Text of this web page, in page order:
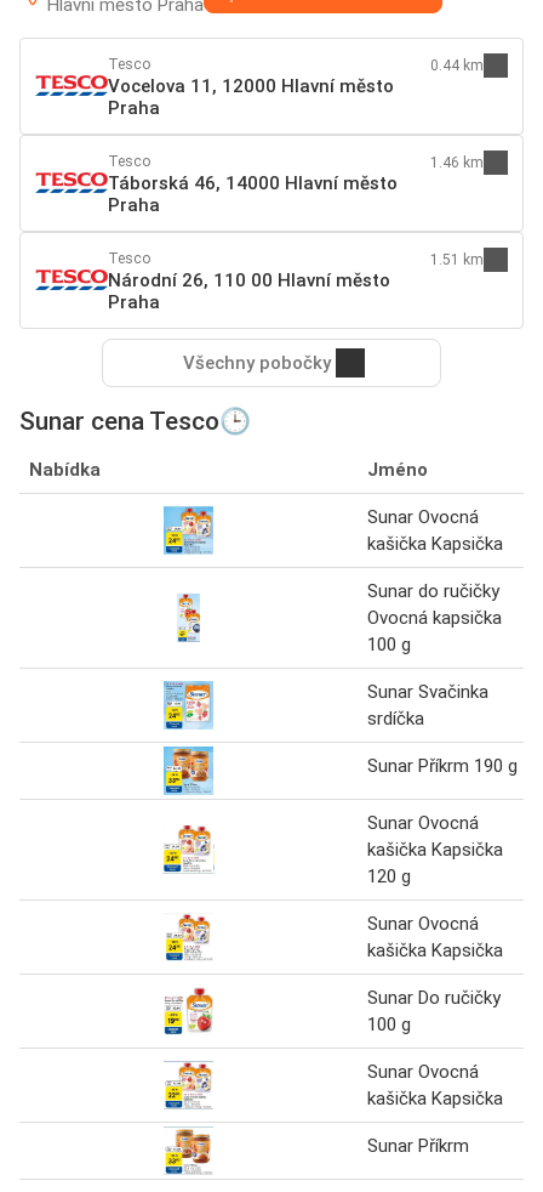
Tesco
Vocelova 11, 12000 Hlavní město
Praha
0.44 km
Tesco
Táborská 46, 14000 Hlavní město
Praha
1.46 km
Tesco
Národní 26, 110 00 Hlavní město
Praha
1.51 km
Všechny pobočky
Sunar cena Tesco🕒
Nabídka Jméno
Sunar Ovocná
kašička Kapsička
Sunar do ručičky
Ovocná kapsička
100 g
Sunar Svačinka
srdíčka
Sunar Příkrm 190 g
Sunar Ovocná
kašička Kapsička
120 g
Sunar Ovocná
kašička Kapsička
Sunar Do ručičky
100 g
Sunar Ovocná
kašička Kapsička
Sunar Příkrm